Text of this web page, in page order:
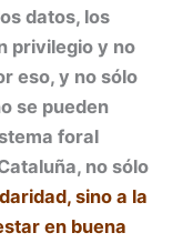
datos, los
privilegio y no
eso, y no sólo
se pueden
foral
no sólo
sino a la
en buena